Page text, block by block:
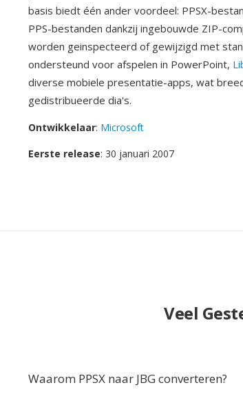
basis biedt één ander voordeel: PPSX-
PPS-bestanden dankzij ingebouwde ZIP-
worden geinspecteerd of gewijzigd met
ondersteund voor afspelen in PowerPoint,
diverse mobiele presentatie-apps, wat
gedistribueerde dia's.
Ontwikkelaar: Microsoft
Eerste release: 30 januari 2007
Veel
Waarom PPSX naar JBG converteren?